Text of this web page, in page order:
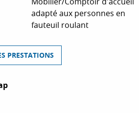
adapté aux personnes en
fauteuil roulant
PRESTATIONS